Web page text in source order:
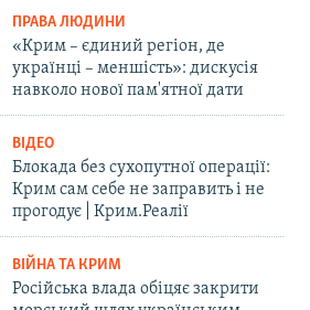
ПРАВА ЛЮДИНИ
«Крим – єдиний регіон, де
українці – меншість»: дискусія
навколо нової пам'ятної дати
ВІДЕО
Блокада без сухопутної операції:
Крим сам себе не заправить і не
прогодує | Крим.Реалії
ВІЙНА ТА КРИМ
Російська влада обіцяє закрити